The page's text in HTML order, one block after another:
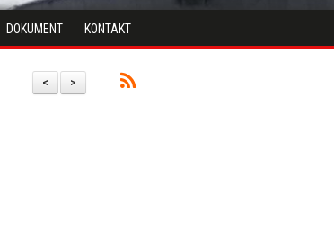
DOKUMENT KONTAKT
>
<